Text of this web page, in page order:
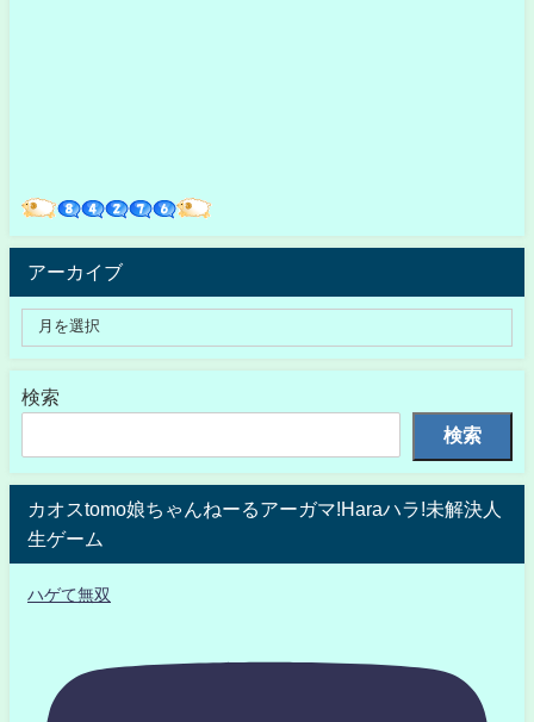
アーカイブ
検索
検索
カオスtomo娘ちゃんねーるアーガマ!Haraハラ!未解決人
生ゲーム
ハゲて無双